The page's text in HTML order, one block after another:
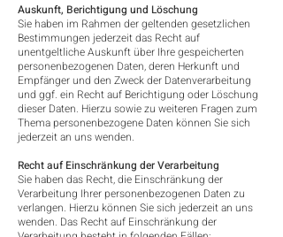
Auskunft, Berichtigung und Löschung
Sie haben im Rahmen der geltenden gesetzlichen
Bestimmungen jederzeit das Recht auf
unentgeltliche Auskunft über Ihre gespeicherten
personenbezogenen Daten, deren Herkunft und
Empfänger und den Zweck der Datenverarbeitung
und ggf. ein Recht auf Berichtigung oder Löschung
dieser Daten. Hierzu sowie zu weiteren Fragen zum
Thema personenbezogene Daten können Sie sich
jederzeit an uns wenden.
Recht auf Einschränkung der Verarbeitung
Sie haben das Recht, die Einschränkung der
Verarbeitung Ihrer personenbezogenen Daten zu
verlangen. Hierzu können Sie sich jederzeit an uns
wenden. Das Recht auf Einschränkung der